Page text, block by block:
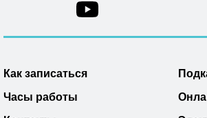
Как записаться
Часы работы